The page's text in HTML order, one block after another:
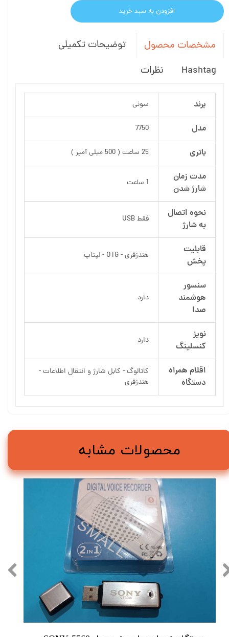
افزودن به سبد خرید
مشخصات محصول
توضیحات تکمیلی
Hashtag
نظرات
برند سونی
مدل 7750
باتری 25 ساعت ( 500 میلی آمپر )
مدت زمان
شارژ شدن
1 ساعت
نحوه اتصال
به شارژ
فقط USB
قابلیت
پخش
هندزفری - OTG - لپتاپ
سنسور
هوشمند
صدا
دارد
نویز
کنسلینگ
دارد
اقلام همراه
دستگاه
کاتالوگ - کابل شارژ و انتقال اطلاعات -
هندزفری
محصولات مشابه